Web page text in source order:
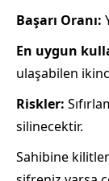
Başarı Oranı:
En uygun
ulaşabilen
Riskler:
silinecektir.
Sahibine